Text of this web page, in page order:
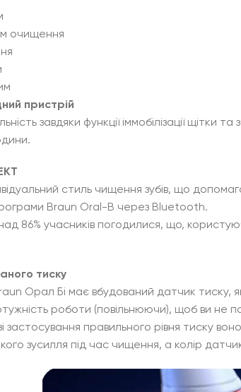
очищення
пристрій
завдяки функції іммобілізації щітки
стиль чищення зубів, що
Braun Oral-B через Bluetooth.
86% учасників погодилися, що,
тиску
Орал Бі має вбудований датчик
роботи (повільнюючи), щоб ви не
застосування правильного рівня тиску
зусилля під час чищення, а колір